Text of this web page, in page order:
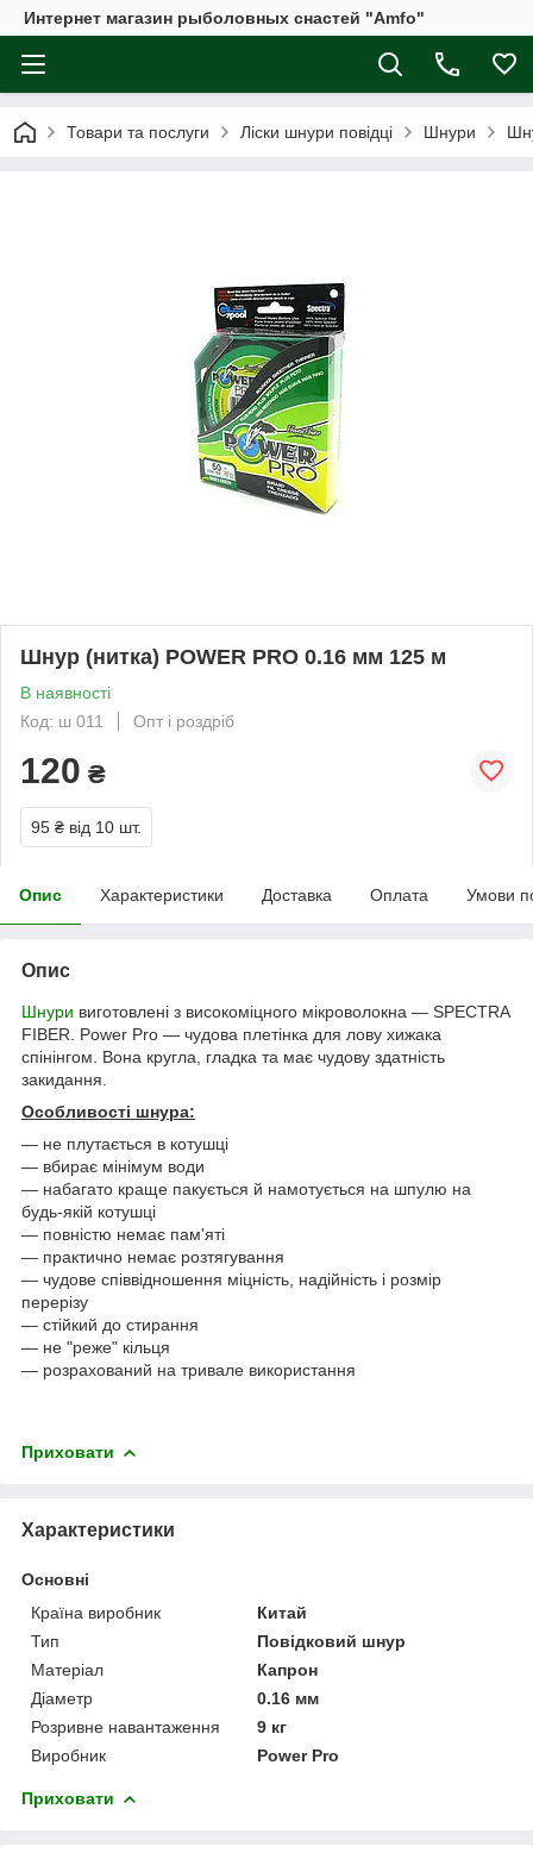
Интернет магазин рыболовных снастей "Amfo"
Товари та послуги Ліски шнури повідці Шнури
Шнур (нитка) POWER PRO 0.16 мм 125 м
В наявності
Код: ш 011
Опт і роздріб
120 ₴
95 ₴ від 10 шт.
Опис Характеристики Доставка Оплата Умови
Опис
Шнури виготовлені з високоміцного мікроволокна — SPECTRA
FIBER. Power Pro — чудова плетінка для лову хижака
спінінгом. Вона кругла, гладка та має чудову здатність
закидання.
Особливості шнура:
― не плутається в котушці
― вбирає мінімум води
― набагато краще пакується й намотується на шпулю на
будь-якій котушці
― повністю немає пам'яті
― практично немає розтягування
― чудове співвідношення міцність, надійність і розмір
перерізу
― стійкий до стирання
― не "реже" кільця
― розрахований на тривале використання
Приховати
Характеристики
Основні
Країна виробник
Китай
Тип
Повідковий шнур
Матеріал
Капрон
Діаметр
0.16 мм
Розривне навантаження
9 кг
Виробник
Power Pro
Приховати